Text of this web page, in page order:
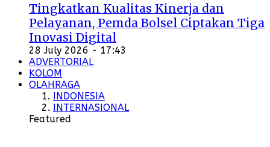
Tingkatkan Kualitas Kinerja dan
Pelayanan, Pemda Bolsel Ciptakan Tiga
Inovasi Digital
28 July 2026 - 17:43
ADVERTORIAL
KOLOM
OLAHRAGA
INDONESIA
INTERNASIONAL
Featured